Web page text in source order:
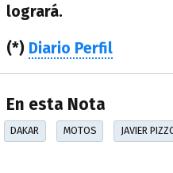
logrará.
(*) Diario Perfil
En esta Nota
DAKAR MOTOS JAVIER